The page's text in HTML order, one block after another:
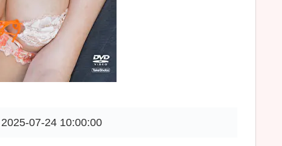
2025-07-24 10:00:00